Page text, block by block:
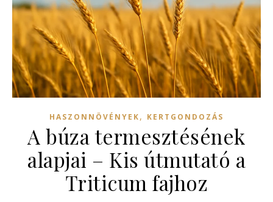
HASZONNÖVÉNYEK, KERTGONDOZÁS
A búza termesztésének
alapjai – Kis útmutató a
Triticum fajhoz